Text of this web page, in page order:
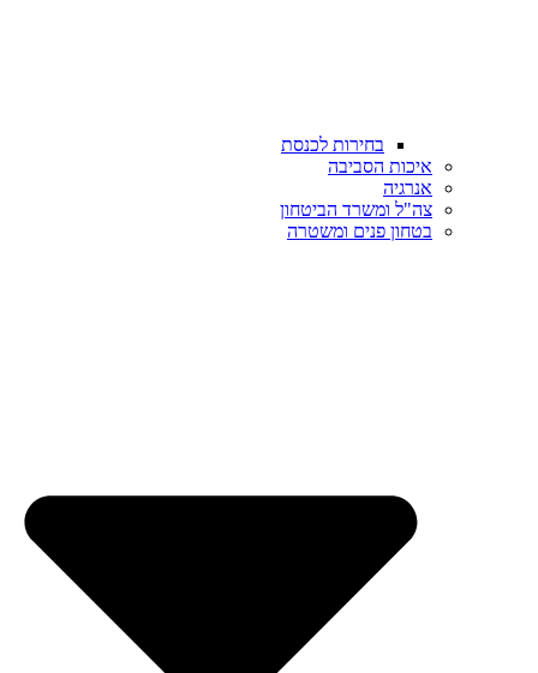
בחירות לכנסת
איכות הסביבה
אנרגיה
צה"ל ומשרד הביטחון
בטחון פנים ומשטרה